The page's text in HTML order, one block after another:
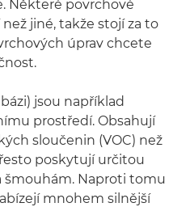
Některé povrchové
jiné, takže stojí za to
úprav chcete
jsou například
prostředí. Obsahují
sloučenin (VOC) než
poskytují určitou
šmouhám. Naproti tomu
mnohem silnější